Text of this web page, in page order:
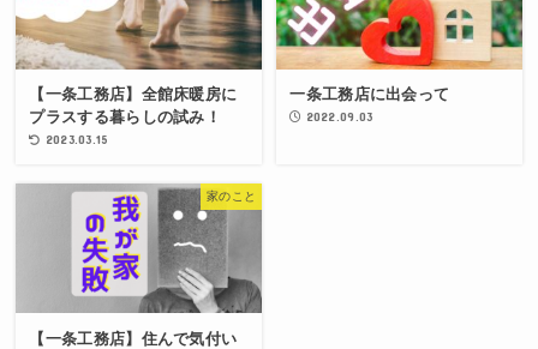
【一条工務店】全館床暖房に
プラスする暮らしの試み！
2023.03.15
一条工務店に出会って
2022.09.03
家のこと
【一条工務店】住んで気付い